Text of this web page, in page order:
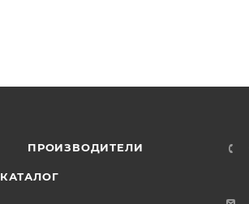
ПРОИЗВОДИТЕЛИ
КАТАЛОГ